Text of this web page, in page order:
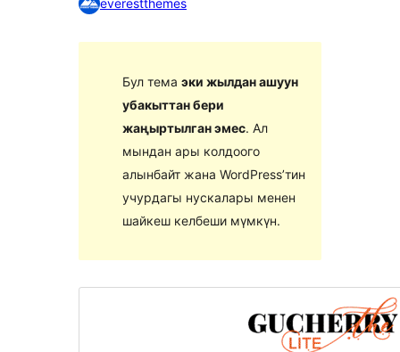
everestthemes
Бул тема эки жылдан ашуун
убакыттан бери
жаңыртылган эмес. Ал
мындан ары колдоого
алынбайт жана WordPress’тин
учурдагы нускалары менен
шайкеш келбеши мүмкүн.